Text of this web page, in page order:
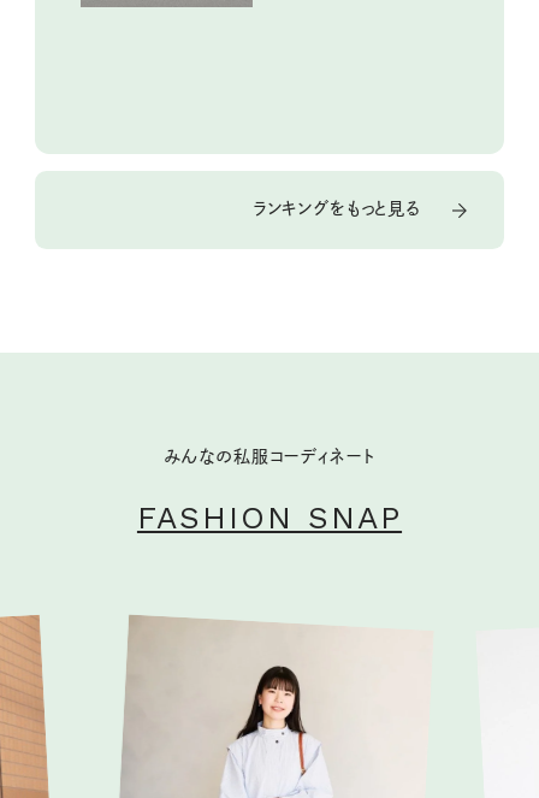
ランキングをもっと見る
みんなの私服コーディネート
FASHION SNAP